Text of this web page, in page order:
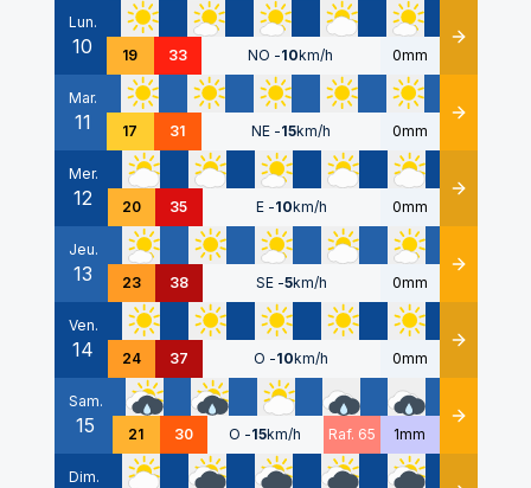
Lun.
10 19 33 NO -10km/h 0mm Détails
Mar.
11 17 31 NE -15km/h 0mm Détails
Mer.
12 20 35 E -10km/h 0mm Détails
Jeu.
13 23 38 SE -5km/h 0mm Détails
Ven.
14 24 37 O -10km/h 0mm Détails
Sam.
15 21 30 O -15km/h Raf. 65 1mm Détails
Dim.